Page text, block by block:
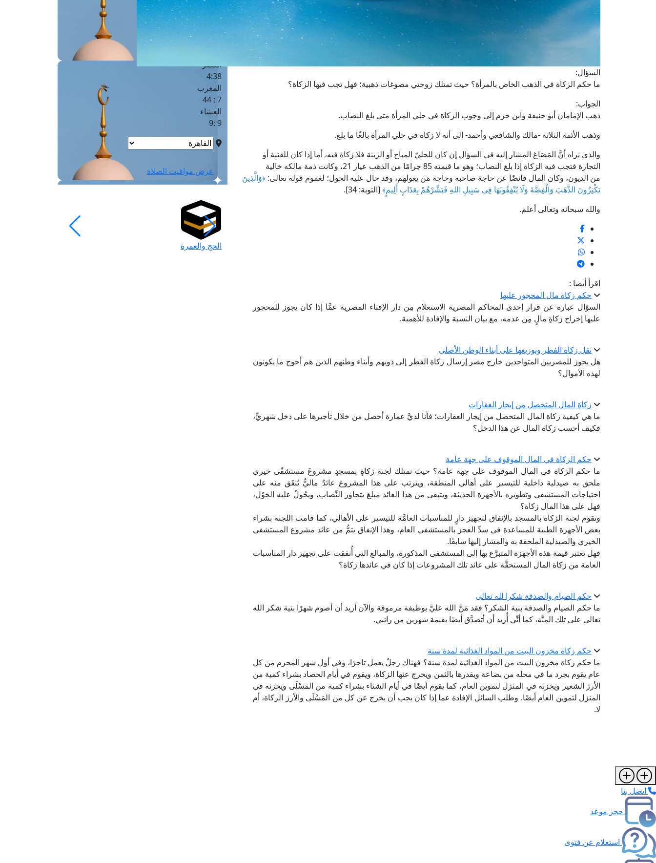
السؤال:
ما حكم الزكاة في الذهب الخاص بالمرأة؟ حيث تمتلك زوجتي مصوغات ذهبية؛ فهل تجب فيها الزكاة؟
الجواب:
ذهب الإمامان أبو حنيفة وابن حزم إلى وجوب الزكاة في حلي المرأة متى بلغ النصاب.
وذهب الأئمة الثلاثة -مالك والشافعي وأحمد- إلى أنه لا زكاة في حلي المرأة بالغًا ما بلغ.
والذي نراه أنَّ المَصَاغ المشار إليه في السؤال إن كان للحليّ المباح أو الزينة فلا زكاة فيه، أما إذا كان للقنية أو
التجارة فتجب فيه الزكاة إذا بلغ النصاب؛ وهو ما قيمته 85 جرامًا من الذهب عيار 21، وكانت ذمة مالكه خالية
من الديون، وكان المال فائضًا عن حاجة صاحبه وحاجة مَن يعولهم، وقد حال عليه الحول؛ لعموم قوله تعالى: ﴿وَالَّذِينَ
يَكْنِزُونَ الذَّهَبَ وَالْفِضَّةَ وَلَا يُنْفِقُونَهَا فِي سَبِيلِ اللهِ فَبَشِّرْهُمْ بِعَذَابٍ أَلِيمٍ﴾ [التوبة: 34].
والله سبحانه وتعالى أعلم.
اقرأ أيضا :
حكم زكاة مال المحجور عليها
السؤال عبارة عن قرار إحدى المحاكم المصرية الاستعلام مِن دار الإفتاء المصرية عمَّا إذا كان يجوز للمحجور
عليها إخراج زكاةِ مالٍ مِن عدمه، مع بيان النسبة والإفادة للأهمية.
نقل زكاة الفطر وتوزيعها على أبناء الوطن الأصلي
هل يجوز للمصريين المتواجدين خارج مصر إرسال زكاة الفطر إلى ذويهم وأبناء وطنهم الذين هم أحوج ما يكونون
لهذه الأموال؟
زكاة المال المتحصل من إيجار العقارات
ما هي كيفية زكاة المال المتحصل من إيجار العقارات؛ فأنا لديَّ عمارة أحصل من خلال تأجيرها على دخل شهريٍّ،
فكيف أحسب زكاة المال عن هذا الدخل؟
حكم الزكاة في المال الموقوف على جهة عامة
ما حكم الزكاة في المال الموقوف على جهة عامة؟ حيث تمتلك لجنة زكاةٍ بمسجدٍ مشروعَ مستشفًى خيري
ملحق به صيدلية داخلية للتيسير على أهالي المنطقة، ويترتب على هذا المشروع عائدٌ ماليٌّ يُنفَق منه على
احتياجات المستشفى وتطويره بالأجهزة الحديثة، ويتبقى من هذا العائد مبلغ يتجاوز النِّصاب، ويحُولُ عليه الحَوْل،
فهل على هذا المال زكاة؟
وتقوم لجنة الزكاة بالمسجد بالإنفاق لتجهيز دارٍ للمناسبات العامَّة للتيسير على الأهالي، كما قامت اللجنة بشراء
بعض الأجهزة الطبية للمساعدة في سدِّ العجز بالمستشفى العام، وهذا الإنفاق يتمُّ من عائد مشروع المستشفى
الخيري والصيدلية الملحقة به والمشار إليها سابقًا.
فهل تعتبر قيمة هذه الأجهزة المتبرَّع بها إلى المستشفى المذكورة، والمبالغ التي أُنفقت على تجهيز دار المناسبات
العامة من زكاة المال المستحقَّة على عائد تلك المشروعات إذا كان في عائدها زكاة؟
حكم الصيام والصدقة شكرا لله تعالى
ما حكم الصيام والصدقة بنية الشكر؟ فقد مَنَّ الله عليَّ بوظيفة مرموقة والآن أريد أن أصوم شهرًا بنية شكر الله
تعالى على تلك المنَّة، كما أنِّي أُريد أن أتصدَّق أيضًا بقيمة شهرين من راتبي.
حكم زكاة مخزون البيت من المواد الغذائية لمدة سنة
ما حكم زكاة مخزون البيت من المواد الغذائية لمدة سنة؟ فهناك رجلٌ يعمل تاجرًا، وفي أول شهر المحرم من كل
عام يقوم بجرد ما في محله من بضاعة ويقدرها بالثمن ويخرج عنها الزكاة، ويقوم في أيام الحصاد بشراء كمية من
الأرز الشعير ويخزنه في المنزل لتموين العام، كما يقوم أيضًا في أيام الشتاء بشراء كمية من المَسْلَى ويخزنه في
المنزل لتموين العام أيضًا. وطلب السائل الإفادة عما إذا كان يجب أن يخرج عن كل من المَسْلَى والأرز الزكاة، أم
لا.
4 :41
الشروق
العصر
4:38
المغرب
7 : 44
العشاء
9 :9
عرض مواقيت الصلاة
الحج والعمرة
اتصل بنا
حجز موعد
استعلام عن فتوى